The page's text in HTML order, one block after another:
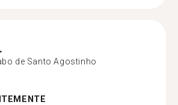
de Santo Agostinho